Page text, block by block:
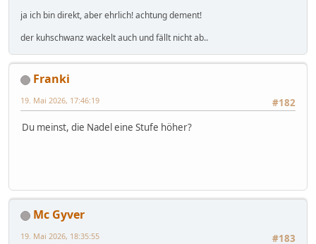
ja ich bin direkt, aber ehrlich! achtung dement!
der kuhschwanz wackelt auch und fällt nicht ab..
Franki
#182
19. Mai 2026, 17:46:19
Du meinst, die Nadel eine Stufe höher?
Mc Gyver
#183
19. Mai 2026, 18:35:55